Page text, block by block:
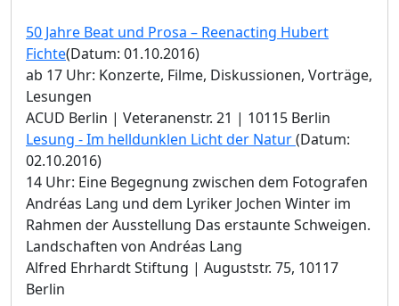
50 Jahre Beat und Prosa – Reenacting Hubert
Fichte(Datum: 01.10.2016)
ab 17 Uhr: Konzerte, Filme, Diskussionen, Vorträge,
Lesungen
ACUD Berlin | Veteranenstr. 21 | 10115 Berlin
Lesung - Im helldunklen Licht der Natur(Datum:
02.10.2016)
14 Uhr: Eine Begegnung zwischen dem Fotografen
Andréas Lang und dem Lyriker Jochen Winter im
Rahmen der Ausstellung Das erstaunte Schweigen.
Landschaften von Andréas Lang
Alfred Ehrhardt Stiftung | Auguststr. 75, 10117
Berlin